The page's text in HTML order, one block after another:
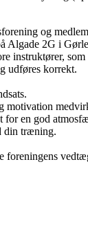
og
Algade 2G i
udføres korrekt.
en god
din træning.
foreningens